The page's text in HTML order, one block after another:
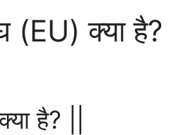
(EU) क्या है?
है? ||